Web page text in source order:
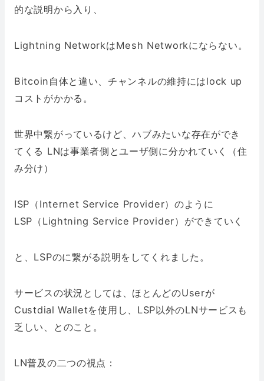
的な説明から入り、
Lightning NetworkはMesh Networkにならない。
Bitcoin自体と違い、チャンネルの維持にはlock up
コストがかかる。
世界中繋がっているけど、ハブみたいな存在ができ
てくる LNは事業者側とユーザ側に分かれていく（住
み分け）
ISP（Internet Service Provider）のように
LSP（Lightning Service Provider）ができていく
と、LSPのに繋がる説明をしてくれました。
サービスの状況としては、ほとんどのUserが
Custdial Walletを使用し、LSP以外のLNサービスも
乏しい、とのこと。
LN普及の二つの視点：